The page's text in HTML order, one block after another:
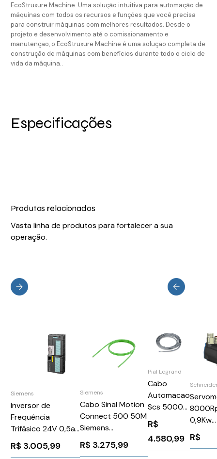
EcoStruxure Machine. Uma solução intuitiva para automação de
máquinas com todos os recursos e funções que você precisa
para construir máquinas com melhores resultados. Desde o
projeto e desenvolvimento até o comissionamento e
manutenção, o EcoStruxure Machine é uma solução completa de
construção de máquinas com benefícios durante todo o ciclo de
vida da máquina..
Especificações
Produtos relacionados
Vasta linha de produtos para fortalecer a sua
operação.
Siemens
Inversor de
Frequência
Trifásico 24V 0,5a
Sinamics Cu240e-
2 Pn-F Siemens
R$ 3.005,99
Siemens
Cabo Sinal Motion
Connect 500 50M
Siemens
6FX50081BD211FA0
R$ 3.275,99
Pial Legrand
Cabo
Automacao
Scs 5000M
L4669500
- Pial
Legrand
210223
R$
4.580,99
0,9Kw
R$